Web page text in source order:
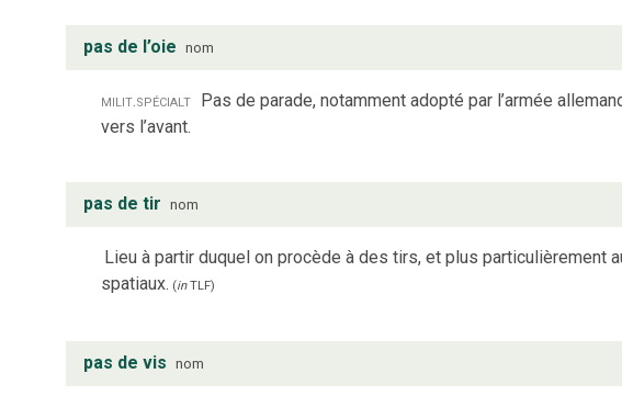
pas de l’oie nom
milit.spécialt Pas de parade, notamment adopté par l’armée
vers l’avant.
pas de tir nom
Lieu à partir duquel on procède à des tirs, et plus particulièrement
spatiaux. (inTLF)
pas de vis nom